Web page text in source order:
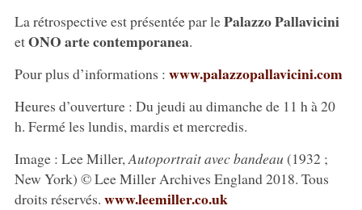
La rétrospective est présentée par lePalazzo Pallavicini
etONO artecontemporanea.
Pour plus d’informations : www.palazzopallavicini.com
Heures d’ouverture : Du jeudi au dimanche de 11 h à 20
h. Fermé les lundis, mardis et mercredis.
Image : Lee Miller, Autoportrait avec bandeau (1932 ;
New York) © Lee Miller Archives England 2018. Tous
droits réservés. www.leemiller.co.uk